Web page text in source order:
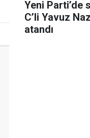
Yeni Parti’de
C’li Yavuz
atandı